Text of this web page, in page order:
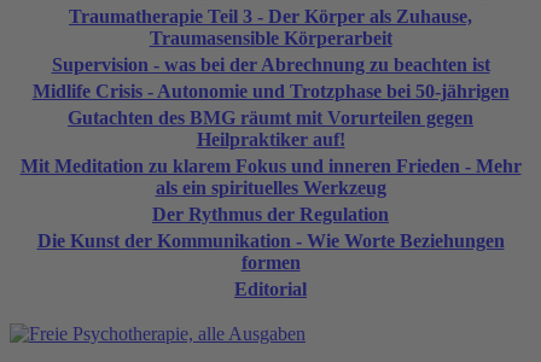
Traumatherapie Teil 3 - Der Körper als Zuhause,
Traumasensible Körperarbeit
Supervision - was bei der Abrechnung zu beachten ist
Midlife Crisis - Autonomie und Trotzphase bei 50-jährigen
Gutachten des BMG räumt mit Vorurteilen gegen
Heilpraktiker auf!
Mit Meditation zu klarem Fokus und inneren Frieden - Mehr
als ein spirituelles Werkzeug
Der Rythmus der Regulation
Die Kunst der Kommunikation - Wie Worte Beziehungen
formen
Editorial